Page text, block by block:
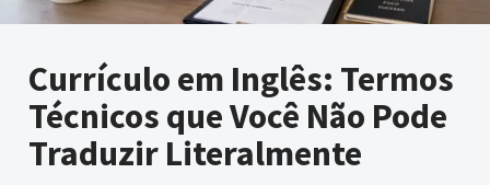
Currículo em Inglês: Termos
Técnicos que Você Não Pode
Traduzir Literalmente